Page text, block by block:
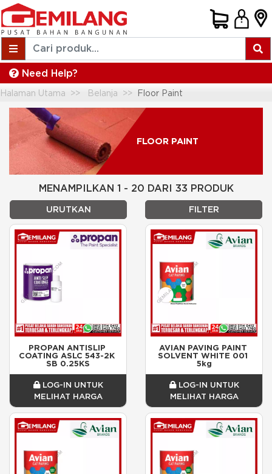
Need Help?
Halaman Utama Belanja Floor Paint
FLOOR PAINT
MENAMPILKAN 1 - 20 DARI 33 PRODUK
URUTKAN FILTER
PROPAN ANTISLIP
COATING ASLC 543-2K
SB 0.25KS
LOG-IN UNTUK
MELIHAT HARGA
AVIAN PAVING PAINT
SOLVENT WHITE 001
5kg
LOG-IN UNTUK
MELIHAT HARGA